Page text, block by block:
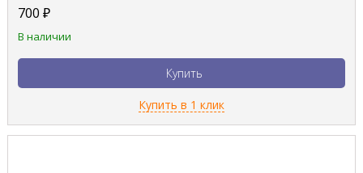
700 ₽
В наличии
Купить
Купить в 1 клик